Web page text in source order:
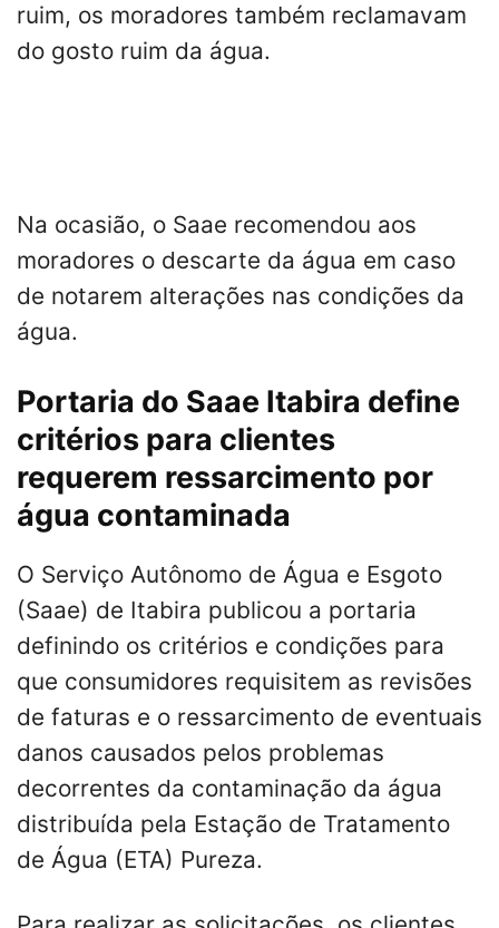
ruim, os moradores também reclamavam
do gosto ruim da água.
Na ocasião, o Saae recomendou aos
moradores o descarte da água em caso
de notarem alterações nas condições da
água.
Portaria do Saae Itabira define
critérios para clientes
requerem ressarcimento por
água contaminada
O Serviço Autônomo de Água e Esgoto
(Saae) de Itabira publicou a portaria
definindo os critérios e condições para
que consumidores requisitem as revisões
de faturas e o ressarcimento de eventuais
danos causados pelos problemas
decorrentes da contaminação da água
distribuída pela Estação de Tratamento
de Água (ETA) Pureza.